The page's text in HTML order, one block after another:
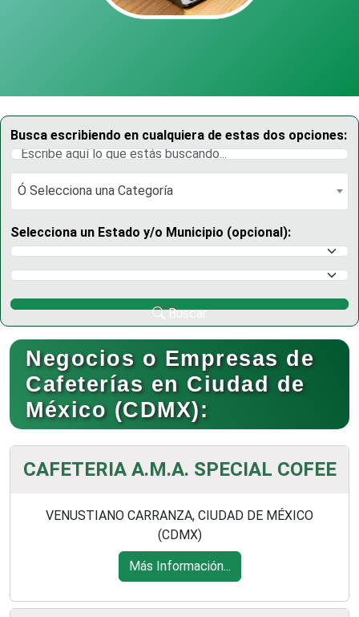
Busca escribiendo en cualquiera de estas dos opciones:
Ó Selecciona una Categoría
Ó Selecciona una Categoría
Selecciona un Estado y/o Municipio (opcional):
Selecciona un Estado
Selecciona un Municipio
Buscar
Negocios o Empresas de
Cafeterías en Ciudad de
México (CDMX):
CAFETERIA A.M.A. SPECIAL COFEE
VENUSTIANO CARRANZA, CIUDAD DE MÉXICO
(CDMX)
Más Información...